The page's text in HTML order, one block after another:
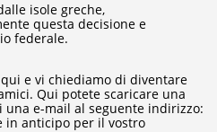
isole greche,
questa decisione e
federale.
qui e vi chiediamo di diventare
Qui potete scaricare una
una e-mail al seguente indirizzo:
in anticipo per il vostro